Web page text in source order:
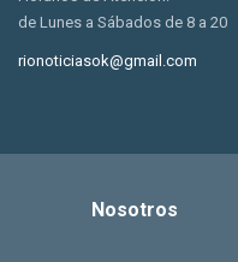
de Lunes a Sábados de 8 a 20
rionoticiasok@gmail.com
Nosotros